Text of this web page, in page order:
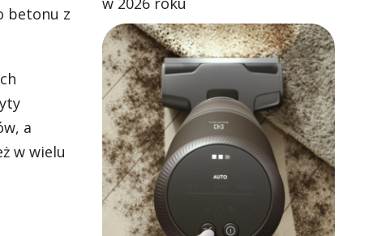
betonu z
a
w wielu